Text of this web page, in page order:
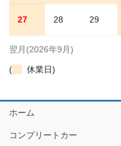
翌月(2026年9月)
27 28 29
( 休業日)
ホーム
コンプリートカー